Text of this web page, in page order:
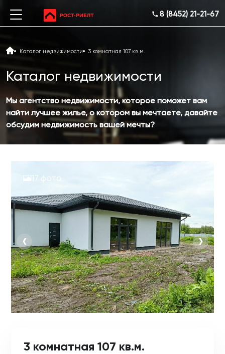
8 (8452) 21-21-67
Каталог недвижимости 3 комнатная 107 кв.м.
Каталог недвижимости
Мы агентство недвижимости, которое поможет вам
найти лучшее жилье, о котором вы мечтаете, давайте
обсудим недвижимость вашей мечты?
17 фото
‹ ›
3 комнатная 107 кв.м.